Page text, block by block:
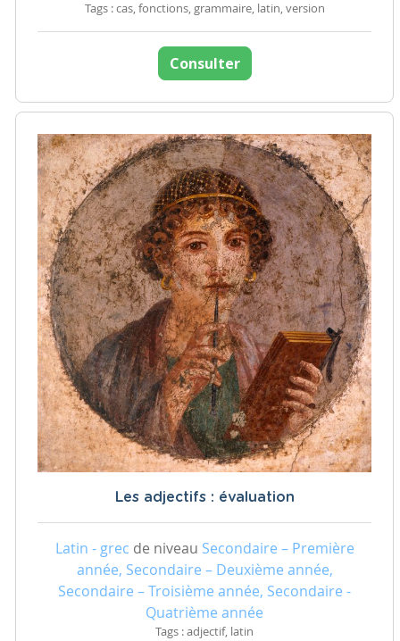
Tags : cas, fonctions, grammaire, latin, version
Consulter
Les adjectifs : évaluation
Latin - grec de niveau Secondaire – Première
année, Secondaire – Deuxième année,
Secondaire – Troisième année, Secondaire -
Quatrième année
Tags : adjectif, latin